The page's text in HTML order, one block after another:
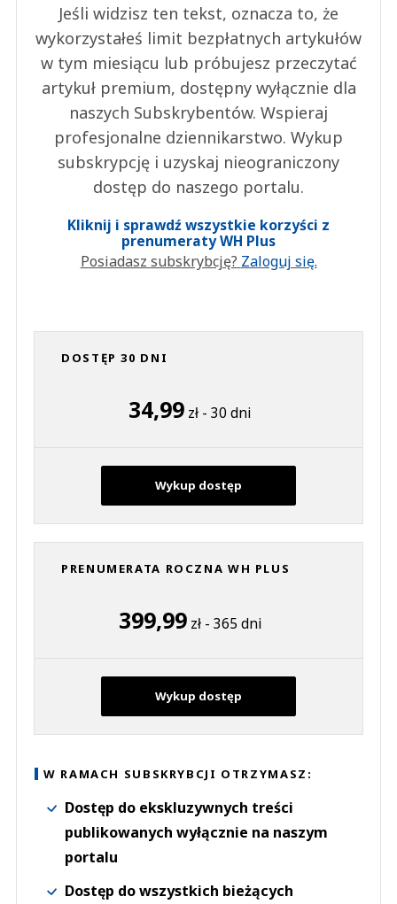
Jeśli widzisz ten tekst, oznacza to, że
wykorzystałeś limit bezpłatnych artykułów
w tym miesiącu lub próbujesz przeczytać
artykuł premium, dostępny wyłącznie dla
naszych Subskrybentów. Wspieraj
profesjonalne dziennikarstwo. Wykup
subskrypcję i uzyskaj nieograniczony
dostęp do naszego portalu.
Kliknij i sprawdź wszystkie korzyści z
prenumeraty WH Plus
Posiadasz subskrybcję? Zaloguj się.
DOSTĘP 30 DNI
34,99 zł - 30 dni
Wykup dostęp
PRENUMERATA ROCZNA WH PLUS
399,99zł - 365 dni
Wykup dostęp
W RAMACH SUBSKRYBCJI OTRZYMASZ:
Dostęp do ekskluzywnych treści
publikowanych wyłącznie na naszym
portalu
Dostęp do wszystkich bieżących